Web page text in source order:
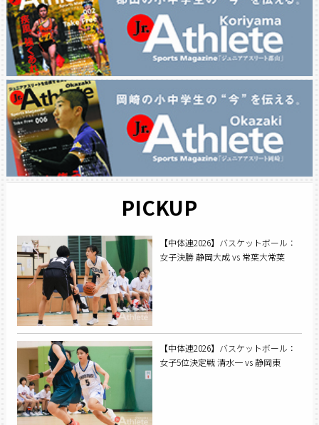
PICKUP
【中体連2026】バスケットボール：
女子決勝 静岡大成 vs 常葉大常葉
【中体連2026】バスケットボール：
女子5位決定戦 清水一 vs 静岡東